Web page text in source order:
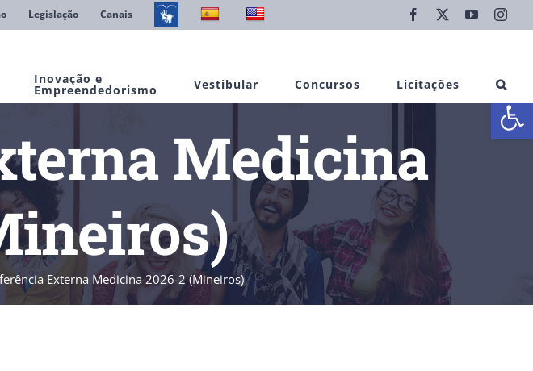
Abrir
Legislação Canais Facebook YouTube
Inovação e
Empreendedorismo Vestibular Concursos Licitações
Medicina
Externa Medicina 2026-2 (Mineiros)